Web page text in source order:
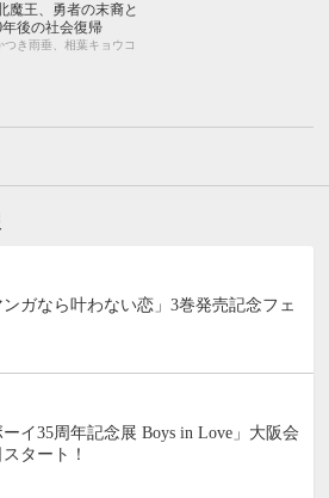
魔王、勇者の末裔と
年後の社会復帰
つき雨垂、相葉キョウコ
ンガなら叶わない恋」3巻発売記念フェ
ーイ35周年記念展 Boys in Love」大阪会
タート！